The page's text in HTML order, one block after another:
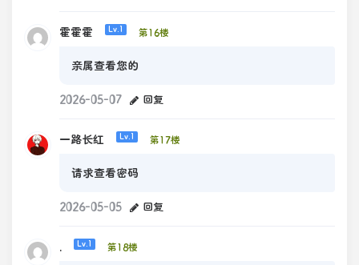
霍霍霍 Lv.1 第16楼
亲属查看您的
2026-05-07 回复
一路长红 Lv.1 第17楼
请求查看密码
2026-05-05 回复
Lv.1 第18楼